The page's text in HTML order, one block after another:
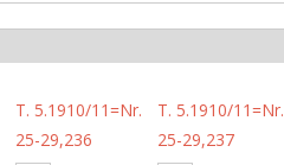
T. 5.1910/11=Nr.
25-29,236
T. 5.1910/11=Nr.
25-29,237